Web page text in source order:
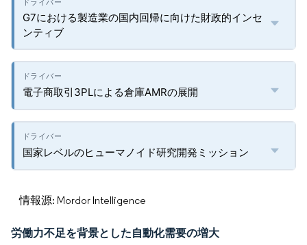
G7における製造業の国内回帰に向けた財政的インセ
ンティブ
電子商取引3PLによる倉庫AMRの展開
国家レベルのヒューマノイド研究開発ミッション
情報源: Mordor Intelligence
労働力不足を背景とした自動化需要の増大